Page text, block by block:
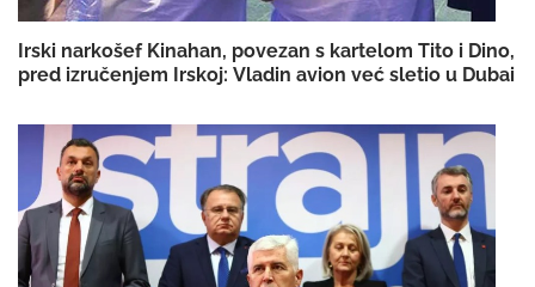
Irski narkošef Kinahan, povezan s kartelom Tito i Dino,
pred izručenjem Irskoj: Vladin avion već sletio u Dubai